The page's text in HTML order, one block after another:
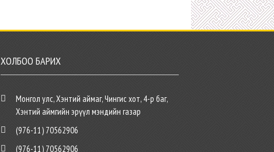
ХОЛБОО БАРИХ
Монгол улс, Хэнтий аймаг, Чингис хот, 4-р баг,
Хэнтий аймгийн эрүүл мэндийн газар
(976-11) 70562906
(976-11) 70562906